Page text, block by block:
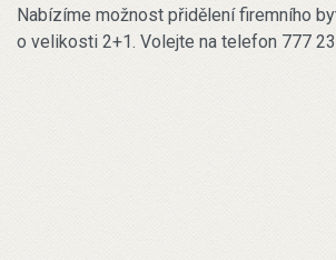
Nabízíme možnost přidělení firemního
o velikosti 2+1. Volejte na telefon 777